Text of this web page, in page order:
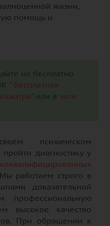
жизни,
помощь и
их бесплатно
" Бесплатная
" или в чате
психическом
диагностику у
работаем строго в
доказательной
профессиональную
высокое качество
При обращении к